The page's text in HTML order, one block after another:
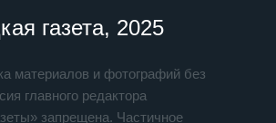
газета, 2025
материалов и фотографий без
главного редактора
запрещена. Частичное